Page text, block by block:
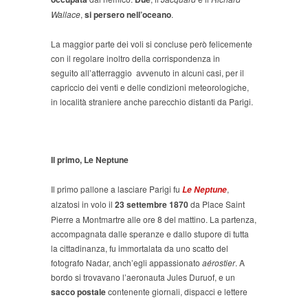
Wallace, si perseronell’oceano.
La maggior parte dei voli si concluse però felicemente
con il regolare inoltro della corrispondenza in
seguito all’atterraggio avvenuto in alcuni casi, per il
capriccio dei venti e delle condizioni meteorologiche,
in località straniere anche parecchio distanti da Parigi.
Il primo, Le Neptune
Il primo pallone a lasciare Parigi fu Le Neptune,
alzatosi in volo il 23 settembre 1870da Place Saint
Pierre a Montmartre alle ore 8 del mattino. La partenza,
accompagnata dalle speranze e dallo stupore di tutta
la cittadinanza, fu immortalata da uno scatto del
fotografo Nadar, anch’egli appassionato aérostier. A
bordo si trovavano l’aeronauta Jules Duruof, e un
sacco postalecontenente giornali, dispacci e lettere